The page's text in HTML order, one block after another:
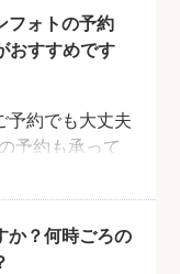
物を使用する
ボーンフォト
す。
フォトの予約
おすすめです
予約でも大丈夫
予約も承って
ファーを決め
おすすめです。
、ご自身の体調
することが難し
か？何時ごろの